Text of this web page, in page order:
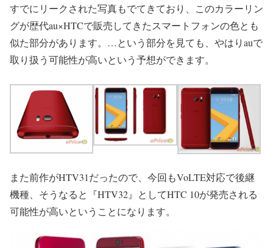
すでにリークされた写真もでてきており、このカラーリン
グが歴代au×HTCで販売してきたスマートフォンの色とも
似た部分があります。…という部分を見ても、やはりauで
取り扱う可能性が高いという予想ができます。
また前作がHTV31だったので、今回もVoLTE対応で後継
機種、そうなると『HTV32』としてHTC 10が発売される
可能性が高いということになります。